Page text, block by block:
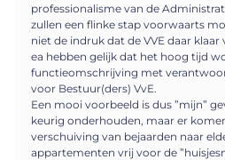
professionalisme van de
zullen een flinke stap voorwaarts
niet de indruk dat de VVE daar
ea hebben gelijk dat het hoog tijd
functieomschrijving met
voor Bestuur(ders) VvE.
Een mooi voorbeeld is dus ”mijn”
keurig onderhouden, maar er
verschuiving van bejaarden naar
appartementen vrij voor de